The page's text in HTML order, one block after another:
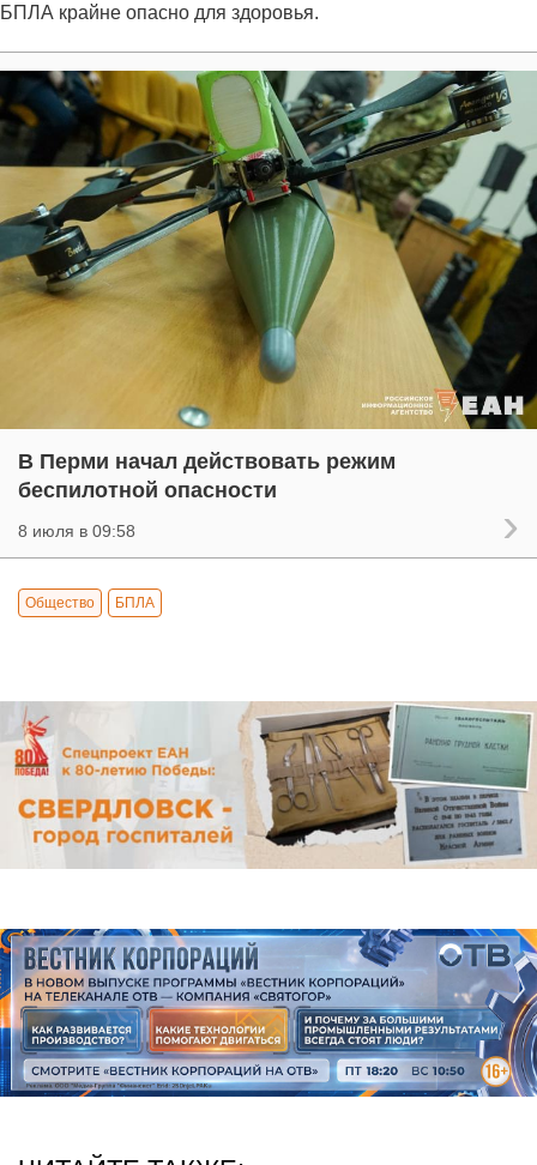
БПЛА крайне опасно для здоровья.
В Перми начал действовать режим
беспилотной опасности
8 июля в 09:58
Общество БПЛА